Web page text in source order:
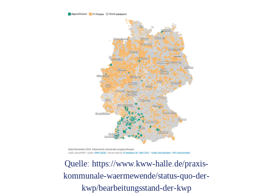
Quelle: https://www.kww-halle.de/praxis-
kommunale-waermewende/status-quo-der-
kwp/bearbeitungsstand-der-kwp